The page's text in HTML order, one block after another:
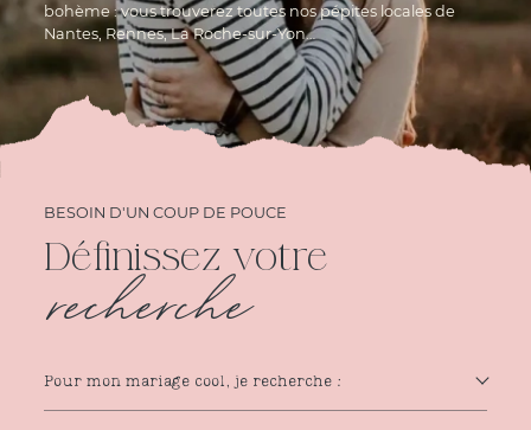
bohème : vous trouverez toutes nos pépites locales de
Nantes, Rennes, La Roche-sur-Yon…
BESOIN D'UN COUP DE POUCE
Définissez votre
recherche
Pour mon mariage cool, je recherche :